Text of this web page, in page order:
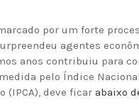
por um forte
agentes
anos contribuiu para
pelo Índice
(IPCA), deve ficar abaixo